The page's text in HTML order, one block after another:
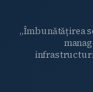
„Îmbunătățirea